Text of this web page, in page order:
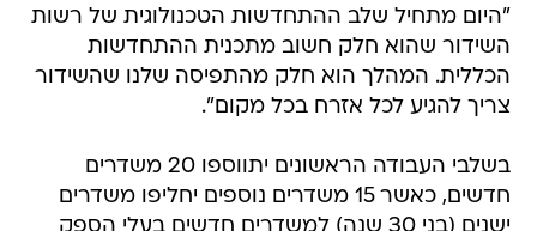
הכללית. המהלך הוא חלק מהתפיסה שלנו שהשידור
צריך להגיע לכל אזרח בכל מקום".
ישנים (בני 30 שנה) למשדרים חדשים בעלי הספק
שידור מוגבר. כמו כן, יוקמו שני אתרי שידור חדשים